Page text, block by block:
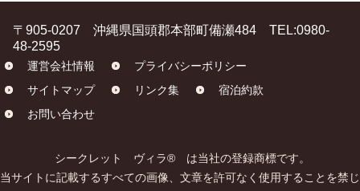
〒905-0207 沖縄県国頭郡本部町備瀬484 TEL:0980-
48-2595
運営会社情報
プライバシーポリシー
サイトマップ
リンク集
宿泊約款
お問い合わせ
シークレット ヴィラ® は当社の登録商標です。
当サイトに記載するすべての画像、文章を許可なく使用することを禁じ